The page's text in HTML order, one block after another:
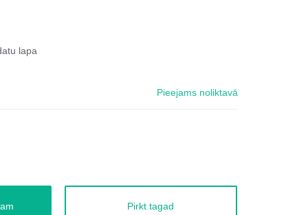
lapa
Pieejams noliktavā
Pirkt tagad